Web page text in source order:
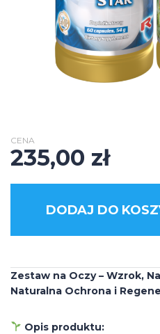
CENA
235,00 zł
DODAJ DO
Zestaw na Oczy – Wzrok,
Naturalna Ochrona i
Opis produktu: